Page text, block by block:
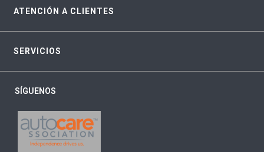
ATENCIÓN A CLIENTES
SERVICIOS
SÍGUENOS